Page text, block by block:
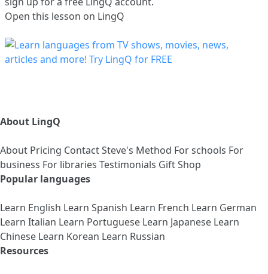
Open this lesson on LingQ
About LingQ
About Pricing ContactSteve's Method For schools For
business For libraries Testimonials Gift Shop
Popular languages
Learn English Learn Spanish Learn French Learn German
Learn Italian Learn Portuguese Learn Japanese Learn
Chinese Learn Korean Learn Russian
Resources